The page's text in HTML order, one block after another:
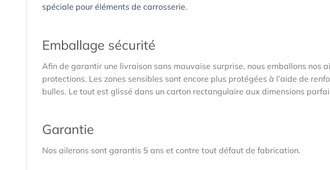
spéciale pour éléments de carrosserie.
Emballage sécurité
Afin de garantir une livraison sans mauvaise surprise, nous emballons nos
protections. Les zones sensibles sont encore plus protégées à l’aide de
bulles. Le tout est glissé dans un carton rectangulaire aux dimensions
Garantie
Nos ailerons sont garantis 5 ans et contre tout défaut de fabrication.